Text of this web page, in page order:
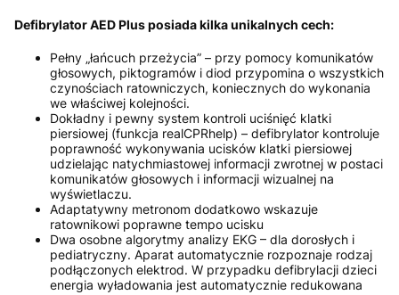
Defibrylator AED Plus posiada kilka unikalnych cech:
Pełny „łańcuch przeżycia” – przy pomocy komunikatów
głosowych, piktogramów i diod przypomina o wszystkich
czynościach ratowniczych, koniecznych do wykonania
we właściwej kolejności.
Dokładny i pewny system kontroli uciśnięć klatki
piersiowej (funkcja realCPRhelp) – defibrylator kontroluje
poprawność wykonywania ucisków klatki piersiowej
udzielając natychmiastowej informacji zwrotnej w postaci
komunikatów głosowych i informacji wizualnej na
wyświetlaczu.
Adaptatywny metronom dodatkowo wskazuje
ratownikowi poprawne tempo ucisku
Dwa osobne algorytmy analizy EKG – dla dorosłych i
pediatryczny. Aparat automatycznie rozpoznaje rodzaj
podłączonych elektrod. W przypadku defibrylacji dzieci
energia wyładowania jest automatycznie redukowana